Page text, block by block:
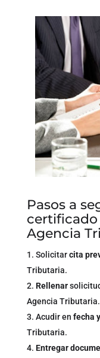
Pasos a
Agencia
Solicitarcita
Tributaria.
Rellenar
Agencia Tributaria.
Acudir en fecha
Tributaria.
Entregar